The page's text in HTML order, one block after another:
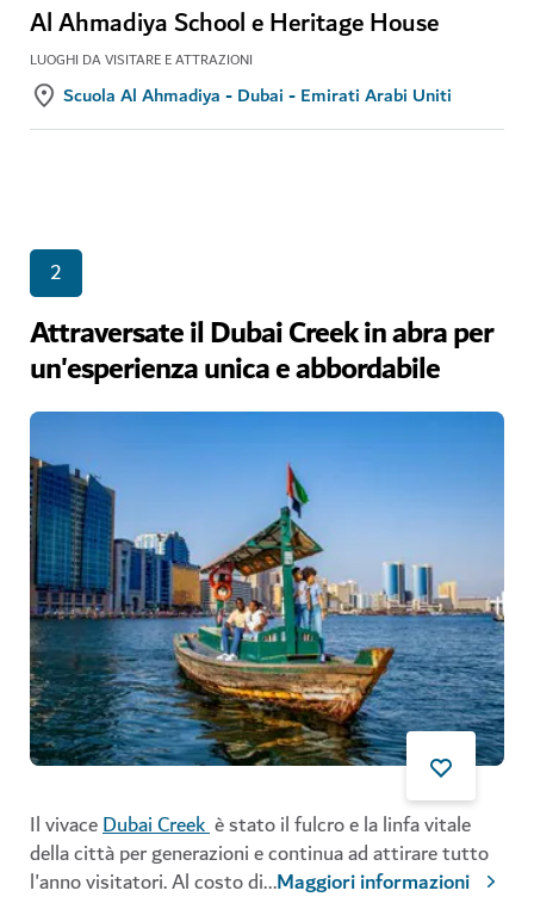
Al Ahmadiya School e Heritage House
LUOGHI DA VISITARE E ATTRAZIONI
Scuola Al Ahmadiya - Dubai - Emirati Arabi Uniti
2
Attraversate il Dubai Creek in abra per
un'esperienza unica e abbordabile
Il vivaceDubai Creekè stato il fulcro e la linfa vitale
della città per generazioni e continua ad attirare tutto
l'anno visitatori. Al costo di...Maggiori informazioni